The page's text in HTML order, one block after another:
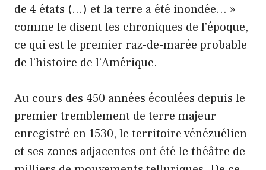
de 4 états (…) et la terre a été inondée… »
comme le disent les chroniques de l’époque,
ce qui est le premier raz-de-marée probable
de l’histoire de l’Amérique.
Au cours des 450 années écoulées depuis le
premier tremblement de terre majeur
enregistré en 1530, le territoire vénézuélien
et ses zones adjacentes ont été le théâtre de